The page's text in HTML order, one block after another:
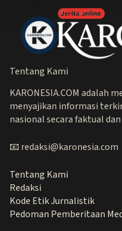
Tentang Kami
KARONESIA.COM adalah
menyajikan informasi
nasional secara faktual
📧 redaksi@karonesia.com
Tentang Kami
Redaksi
Kode Etik Jurnalistik
Pedoman Pemberitaan